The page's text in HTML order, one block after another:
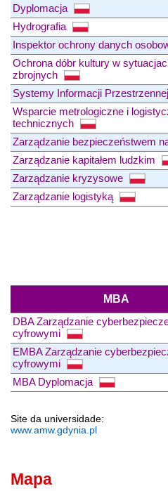
Dyplomacja
Hydrografia
Inspektor ochrony danych
Ochrona dóbr kultury w
zbrojnych
Systemy Informacji
Wsparcie metrologiczne i
technicznych
Zarządzanie bezpieczeństwem
Zarządzanie kapitałem ludzkim
Zarządzanie kryzysowe
Zarządzanie logistyką
MBA
DBA Zarządzanie
cyfrowymi
EMBA Zarządzanie
cyfrowymi
MBA Dyplomacja
Site da universidade:
www.amw.gdynia.pl
Mapa